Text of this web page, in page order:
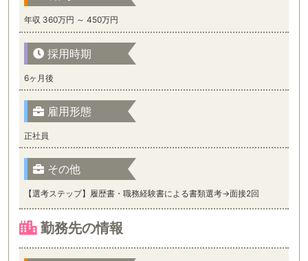
年収 360万円 ～ 450万円
採用時期
6ヶ月後
雇用形態
正社員
その他
【選考ステップ】履歴書・職務経験書による書類選考→面接2回
勤務先の情報